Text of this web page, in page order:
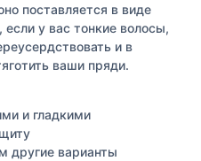
поставляется в виде
если у вас тонкие волосы,
и в
ваши пряди.
и гладкими
другие варианты